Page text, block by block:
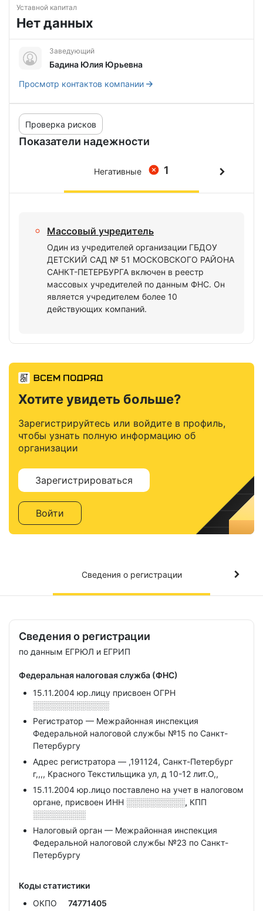
Уставной капитал
Нет данных
Заведующий
Бадина Юлия Юрьевна
Просмотр контактов компании
Показатели надежности
Проверка рисков
1
Негативные
Массовый учредитель
Один из учредителей организации ГБДОУ
ДЕТСКИЙ САД № 51 МОСКОВСКОГО РАЙОНА
САНКТ-ПЕТЕРБУРГА включен в реестр
массовых учредителей по данным ФНС. Он
является учредителем более 10
действующих компаний.
Хотите увидеть больше?
Зарегистрируйтесь или войдите в профиль,
чтобы узнать полную информацию об
организации
Зарегистрироваться
Войти
Сведения о регистрации
Сведения о регистрации
по данным ЕГРЮЛ и ЕГРИП
Федеральная налоговая служба (ФНС)
15.11.2004 юр.лицу присвоен ОГРН
░░░░░░░░░░░░░
Регистратор — Межрайонная инспекция
Федеральной налоговой службы №15 по Санкт-
Петербургу
Адрес регистратора — ,191124, Санкт-Петербург
г,,,, Красного Текстильщика ул, д 10-12 лит.О,,
15.11.2004 юр.лицо поставлено на учет в налоговом
органе, присвоен ИНН ░░░░░░░░░░, КПП
░░░░░░░░░
Налоговый орган — Межрайонная инспекция
Федеральной налоговой службы №23 по Санкт-
Петербургу
Коды статистики
ОКПО
74771405